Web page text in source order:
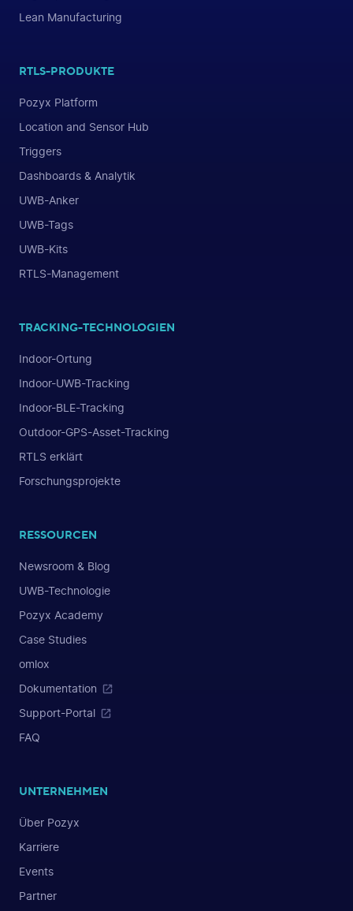
Lean Manufacturing
RTLS-PRODUKTE
Pozyx Platform
Location and Sensor Hub
Triggers
Dashboards & Analytik
UWB-Anker
UWB-Tags
UWB-Kits
RTLS-Management
TRACKING-TECHNOLOGIEN
Indoor-Ortung
Indoor-UWB-Tracking
Indoor-BLE-Tracking
Outdoor-GPS-Asset-Tracking
RTLS erklärt
Forschungsprojekte
RESSOURCEN
Newsroom & Blog
UWB-Technologie
Pozyx Academy
Case Studies
omlox
Dokumentation
Support-Portal
FAQ
UNTERNEHMEN
Über Pozyx
Karriere
Events
Partner